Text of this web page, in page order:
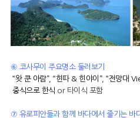
⑥ 코사무이 주요명소 둘러보기
“왓 쿤 아람”, “힌따 & 힌야이”, “전망대
중식으로 한식 or 타이식 포함
⑦ 유로피안들과 함께 바다에서 즐기는 바